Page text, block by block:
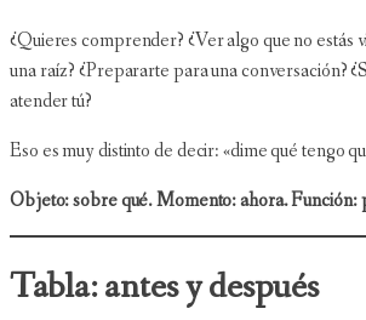
¿Quieres comprender? ¿Ver algo que no estás
una raíz? ¿Prepararte para una conversación?
atender tú?
Eso es muy distinto de decir: «dime qué tengo
Objeto: sobre qué. Momento: ahora. Función:
Tabla: antes y después